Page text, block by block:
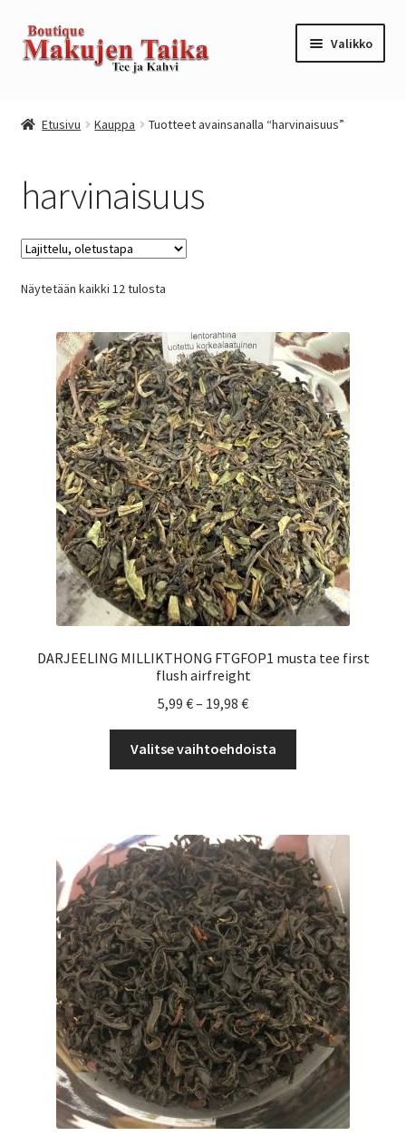
Siirry
navigointiin
Siirry
sisältöön
Valikko
Kassa
Kauppa
Oma tili
Ostoskori
Tilaus- ja sopimusehdot
Yrityksille
Etusivu Kauppa Tuotteet avainsanalla “harvinaisuus”
harvinaisuus
Näytetään kaikki 12 tulosta
DARJEELING MILLIKTHONG FTGFOP1 musta tee first
flush airfreight
5,99 €– 19,98 €Hintaluokka:
-
19,98 €
Valitse vaihtoehdoista
Voit
tehdä
valinnat
tuotteen
sivulla.